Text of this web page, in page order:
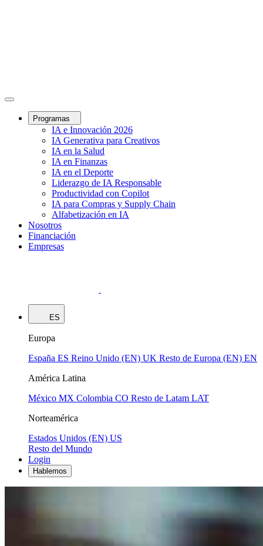
Programas
IA e Innovación 2026
IA Generativa para Creativos
IA en la Salud
IA en Finanzas
IA en el Deporte
Liderazgo de IA Responsable
Productividad con Copilot
IA para Compras y Supply Chain
Alfabetización en IA
Nosotros
Financiación
Empresas
ES
Europa
España ES Reino Unido (EN) UK Resto de Europa (EN) EN
América Latina
México MX Colombia CO Resto de Latam LAT
Norteamérica
Estados Unidos (EN) US
Resto del Mundo
Login
Hablemos